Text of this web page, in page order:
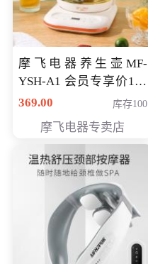
摩飞电器养生壶MF-
YSH-A1 会员专享价198
元
369.00 库存100
摩飞电器专卖店